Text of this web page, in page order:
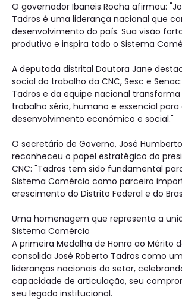
O governador Ibaneis Rocha afirmou:
Tadros é uma liderança nacional que
desenvolvimento do país. Sua visão
produtivo e inspira todo o Sistema
A deputada distrital Doutora Jane
social do trabalho da CNC, Sesc e
Tadros e da equipe nacional transforma
trabalho sério, humano e essencial para
desenvolvimento econômico e social."
O secretário de Governo, José
reconheceu o papel estratégico do
CNC: "Tadros tem sido fundamental
Sistema Comércio como parceiro
crescimento do Distrito Federal e do
Uma homenagem que representa a
Sistema Comércio
A primeira Medalha de Honra ao Mérito
consolida José Roberto Tadros como
lideranças nacionais do setor,
capacidade de articulação, seu
seu legado institucional.